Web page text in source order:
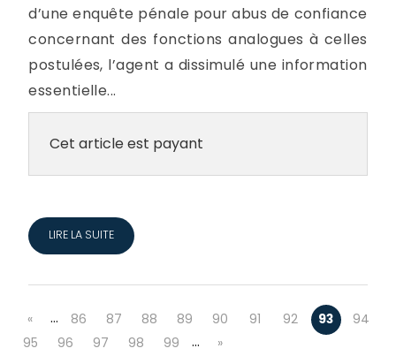
d’une enquête pénale pour abus de confiance
concernant des fonctions analogues à celles
postulées, l’agent a dissimulé une information
essentielle...
Cet article est payant
LIRE LA SUITE
« … 86 87 88 89 90 91 92 93
94
95
96 97 98 99 … »